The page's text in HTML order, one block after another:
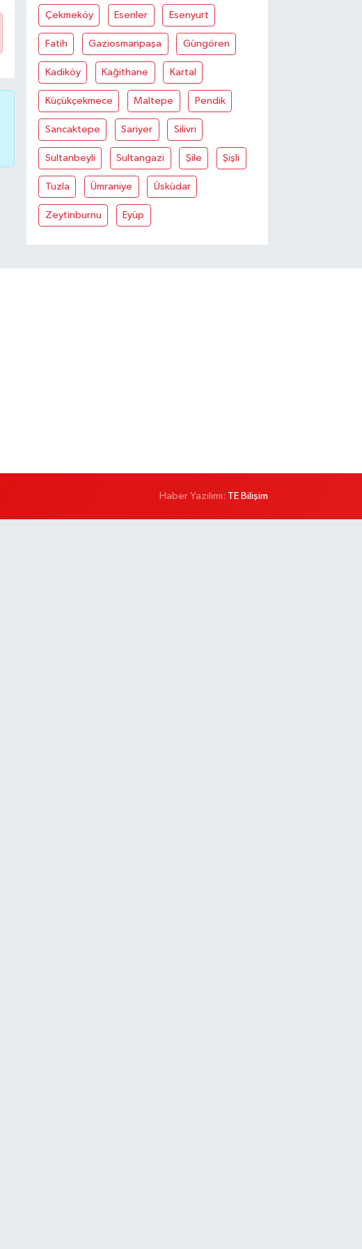
Çekmeköy Esenler Esenyurt
Fatih Gaziosmanpaşa Güngören
Kadiköy Kağithane Kartal
Küçükçekmece Maltepe Pendik
Sancaktepe Sariyer Silivri
Sultanbeyli Sultangazi Şile Şişli
Tuzla Ümraniye Üsküdar
Zeytinburnu Eyüp
Haber Yazılımı: TE Bilişim